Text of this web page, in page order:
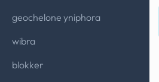
geochelone yniphora
wibra
blokker